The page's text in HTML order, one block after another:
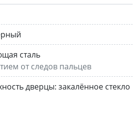
сталь
от следов пальцев
дверцы: закалённое стекло